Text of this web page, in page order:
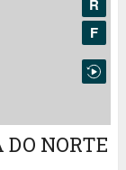
DO NORTE